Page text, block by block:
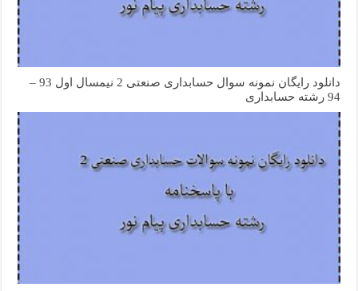
دانلود رایگان نمونه سوال حسابداری صنعتی 2 نیمسال اول 93 –
94 رشته حسابداری